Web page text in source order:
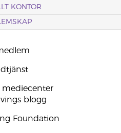
KONTOR
mediecenter
blogg
Foundation